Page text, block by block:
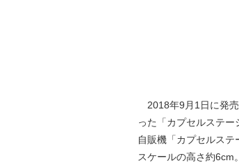
2018年9月1日に発売
った「カプセルステ
自販機「カプセルス
スケールの高さ約6cm。